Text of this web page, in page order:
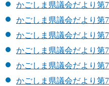
かごしま県議会だより第
かごしま県議会だより第
かごしま県議会だより第
かごしま県議会だより第
かごしま県議会だより第
かごしま県議会だより第